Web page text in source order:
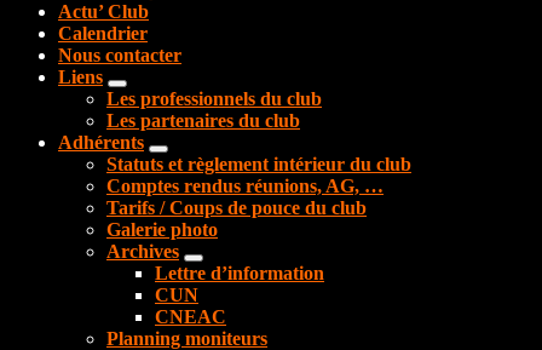
Actu’ Club
Calendrier
Nous contacter
Liens
Les professionnels du club
Les partenaires du club
Adhérents
Statuts et règlement intérieur du club
Comptes rendus réunions, AG, …
Tarifs / Coups de pouce du club
Galerie photo
Archives
Lettre d’information
CUN
CNEAC
Planning moniteurs